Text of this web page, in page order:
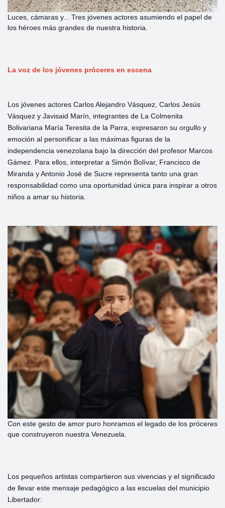
Luces, cámaras y... Tres jóvenes actores asumiendo el papel de
los héroes más grandes de nuestra historia.
La voz de los jóvenes próceres en escena
Los jóvenes actores Carlos Alejandro Vásquez, Carlos Jesús
Vásquez y Javisaid Marín, integrantes de La Colmenita
Bolivariana María Teresita de la Parra, expresaron su orgullo y
emoción al personificar a las máximas figuras de la
independencia venezolana bajo la dirección del profesor Marcos
Gámez. Para ellos, interpretar a Simón Bolívar, Francisco de
Miranda y Antonio José de Sucre representa tanto una gran
responsabilidad como una oportunidad única para inspirar a otros
niños a amar su historia.
Con este gesto de amor puro honramos el legado de los próceres
que construyeron nuestra Venezuela.
Los pequeños artistas compartieron sus vivencias y el significado
de llevar este mensaje pedagógico a las escuelas del municipio
Libertador: